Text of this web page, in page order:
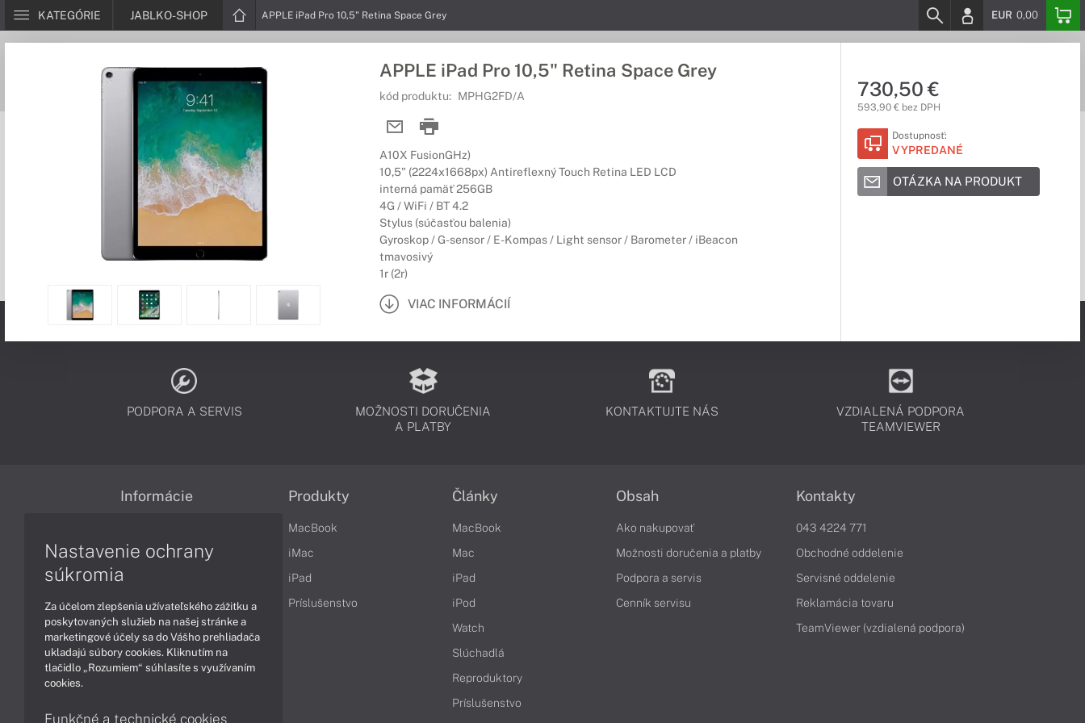
KATEGÓRIE JABLKO-SHOP APPLE iPad Pro 10,5" Retina Space Grey EUR 0,00
APPLE iPad Pro 10,5" Retina Space Grey
kód produktu: MPHG2FD/A
A10X FusionGHz)
10,5" (2224x1668px) Antireflexný Touch Retina LED LCD
interná pamäť 256GB
4G / WiFi / BT 4.2
Stylus (súčasťou balenia)
Gyroskop / G-sensor / E-Kompas / Light sensor / Barometer / iBeacon
tmavosivý
1r (2r)
VIAC INFORMÁCIÍ
730,50 €
593,90 € bez DPH
Dostupnosť:
VYPREDANÉ
OTÁZKA NA PRODUKT
PODPORA A SERVIS
MOŽNOSTI DORUČENIA
A PLATBY
KONTAKTUJTE NÁS
VZDIALENÁ PODPORA
TEAMVIEWER
Informácie
Reklamačné podmienky
Ochrana osobných údajov
Vrátenie tovaru
Vyhlásenie o prístupnosti
Cookies
Produkty
MacBook
iMac
iPad
Príslušenstvo
Články
MacBook
Mac
iPad
iPod
Watch
Slúchadlá
Reproduktory
Príslušenstvo
Obsah
Ako nakupovať
Možnosti doručenia a platby
Podpora a servis
Cenník servisu
Kontakty
043 4224 771
Obchodné oddelenie
Servisné oddelenie
Reklamácia tovaru
TeamViewer (vzdialená podpora)
Nastavenie ochrany
súkromia
Za účelom zlepšenia užívateľského zážitku a
poskytovaných služieb na našej stránke a
marketingové účely sa do Vášho prehliadača
ukladajú súbory cookies. Kliknutím na
tlačidlo „Rozumiem“ súhlasíte s využívaním
cookies.
Funkčné a technické cookies